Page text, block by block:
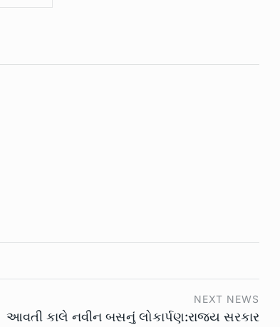
NEXT NEWS
આવતી કાલે નવીન બસનું લોકાર્પણ:રાજ્ય સરકાર